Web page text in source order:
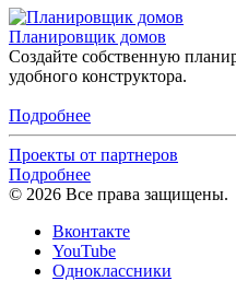
Планировщик домов
Создайте собственную
удобного конструктора.
Подробнее
Проекты от партнеров
Подробнее
© 2026 Все права защищены.
Вконтакте
YouTube
Одноклассники